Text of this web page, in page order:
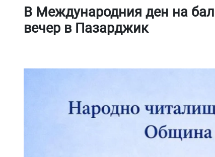
В Международния ден на
вечер в Пазарджик